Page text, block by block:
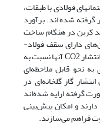
فولادی با طبقات،
شده اند. برآورد
کربن در هنگام ساخت
دارای سقف فولاد-
FRP داری کمترین میزان وزن هستند و میزان انتشار CO2 آنها نسبت به
نحو قابل ملاحظه‌ای
گاز گلخانه‌ای در
گرفته ارایه شده‌اند
دارند و امکان پیش‌بینی
فراهم می‌سازند.